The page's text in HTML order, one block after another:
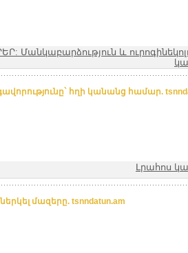
Մանկաբարձություն և
հղի կանանց համար.
Լրահոս
մազերը. tsnndatun.am